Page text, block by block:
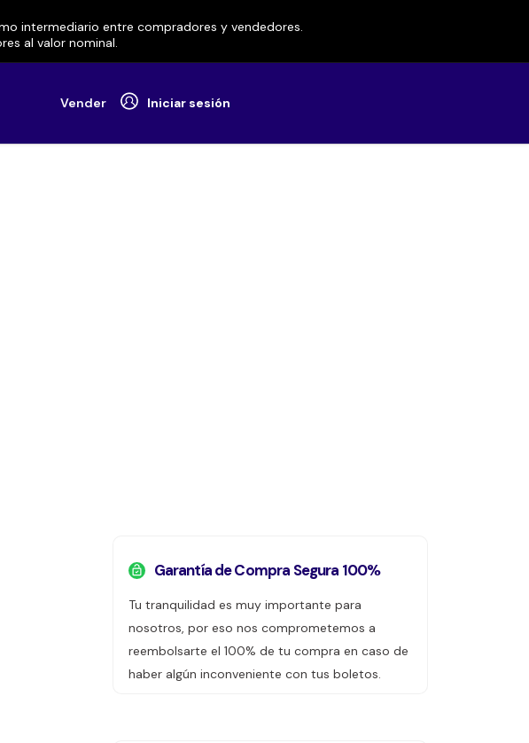
intermediario entre compradores y vendedores.
al valor nominal.
Vender Iniciar sesión
Garantía de Compra Segura 100%
Tu tranquilidad es muy importante para
nosotros, por eso nos comprometemos a
reembolsarte el 100% de tu compra en caso de
haber algún inconveniente con tus boletos.